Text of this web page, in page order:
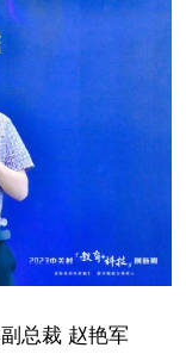
总裁 赵艳军